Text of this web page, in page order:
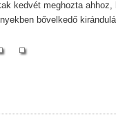
kedvét meghozta
bővelkedő